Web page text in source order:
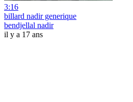
3:16
billard nadir generique
bendjellal nadir
il y a 17 ans